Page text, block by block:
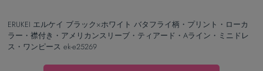
ERUKEI エルケイ ブラック×ホワイト バタフライ柄・プリント・ローカ
ラー・襟付き・アメリカンスリーブ・ティアード・Aライン・ミニドレ
ス・ワンピース ek-e25269